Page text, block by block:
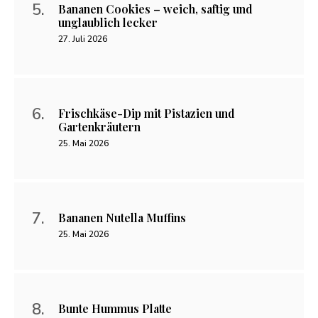
Bananen Cookies – weich, saftig und
unglaublich lecker
27. Juli 2026
Frischkäse-Dip mit Pistazien und
Gartenkräutern
25. Mai 2026
Bananen Nutella Muffins
25. Mai 2026
Bunte Hummus Platte